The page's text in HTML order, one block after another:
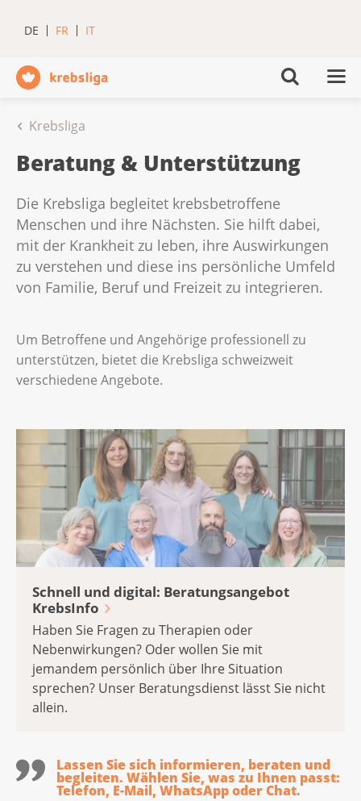
DE FR IT
Krebsliga
Beratung & Unterstützung
Die Krebsliga begleitet krebsbetroffene
Menschen und ihre Nächsten. Sie hilft dabei,
mit der Krankheit zu leben, ihre Auswirkungen
zu verstehen und diese ins persönliche Umfeld
von Familie, Beruf und Freizeit zu integrieren.
Um Betroffene und Angehörige professionell zu
unterstützen, bietet die Krebsliga schweizweit
verschiedene Angebote.
Schnell und digital: Beratungsangebot
KrebsInfo
Haben Sie Fragen zu Therapien oder
Nebenwirkungen? Oder wollen Sie mit
jemandem persönlich über Ihre Situation
sprechen? Unser Beratungsdienst lässt Sie nicht
allein.
Lassen Sie sich informieren, beraten und
begleiten. Wählen Sie, was zu Ihnen passt:
Telefon, E-Mail, WhatsApp oder Chat.